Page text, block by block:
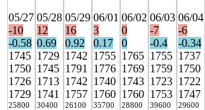
05/27
-10
-0.58
1745
1750
1726
1729
25800
05/28
12
0.69
1729
1745
1713
1741
30400
05/29
16
0.92
1742
1791
1742
1757
26100
06/01
3
0.17
1755
1776
1740
1760
35700
06/02
0
0
1765
1769
1743
1760
28800
06/03
-7
-0.4
1755
1759
1723
1753
39600
06/04
-6
-0.34
1737
1750
1722
1747
29600